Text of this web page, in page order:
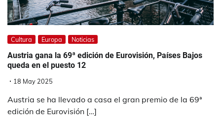
Cultura Europa Noticias
Austria gana la 69ª edición de Eurovisión, Países Bajos
queda en el puesto 12
18 May 2025
Austria se ha llevado a casa el gran premio de la 69ª
edición de Eurovisión […]